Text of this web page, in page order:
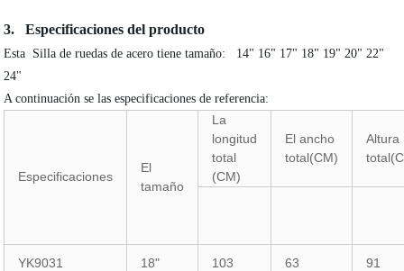
3. Especificaciones del producto
Esta Silla de ruedas de acero tiene tamaño: 14" 16" 17" 18" 19" 20" 22"
24"
A continuación se las especificaciones de referencia:
Especificaciones
El
tamaño
La
longitud
total
(CM)
El ancho
total(CM)
Altura
YK9031 18" 103 63 91